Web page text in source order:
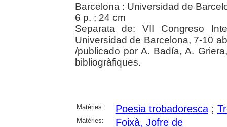
Barcelona : Universidad de
6 p. ; 24 cm
Separata de: VII Congreso
Universidad de Barcelona, 7-10
/publicado por A. Badía, A.
bibliogràfiques.
Matèries: Poesia trobadoresca;
Matèries: Foixà, Jofre de